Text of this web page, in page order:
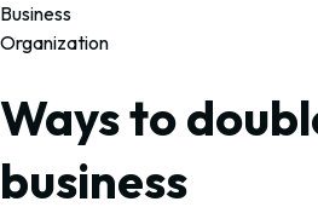
Business
Organization
Ways to
business